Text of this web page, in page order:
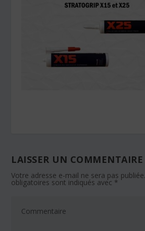
LAISSER UN COMMENTAIRE
Votre adresse e-mail ne sera pas publiée.
obligatoires sont indiqués avec *